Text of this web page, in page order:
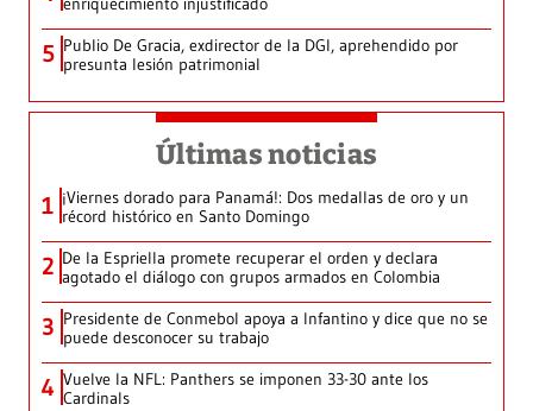
5 Publio De Gracia, exdirector de la DGI, aprehendido por
presunta lesión patrimonial
Últimas noticias
1 ¡Viernes dorado para Panamá!: Dos medallas de oro y un
récord histórico en Santo Domingo
2 De la Espriella promete recuperar el orden y declara
agotado el diálogo con grupos armados en Colombia
3 Presidente de Conmebol apoya a Infantino y dice que no se
puede desconocer su trabajo
4 Vuelve la NFL: Panthers se imponen 33-30 ante los
Cardinals